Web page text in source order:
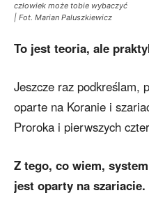
człowiek może tobie wybaczyć
| Fot. Marian Paluszkiewicz
To jest teoria, ale
Jeszcze raz podkreślam,
oparte na Koranie i
Proroka i pierwszych
Z tego, co wiem,
jest oparty na szariacie.